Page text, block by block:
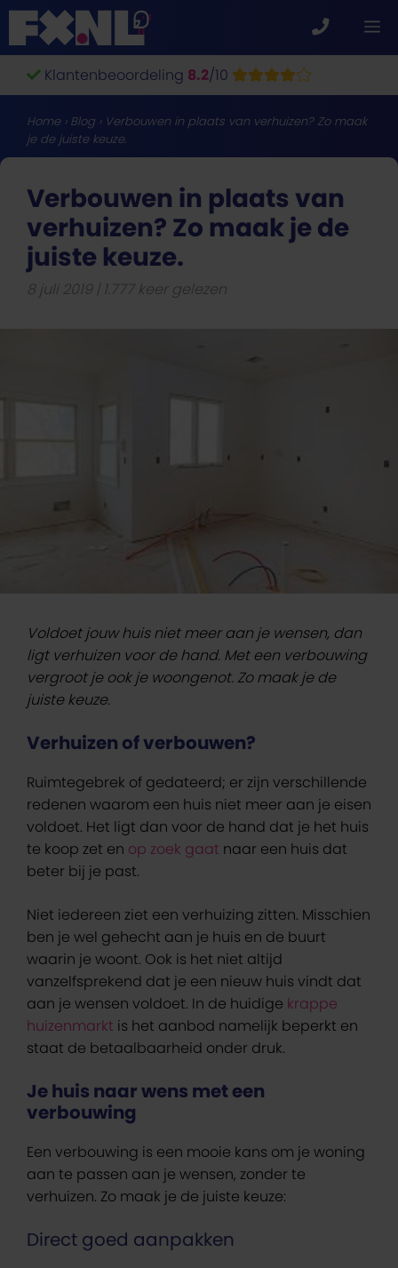
Ga
naar
de
inhoudKlantenbeoordeling 8.2/10
Home› Blog › Verbouwen in plaats van verhuizen? Zo maak
je de juiste keuze.
Verbouwen in plaats van
verhuizen? Zo maak je de
juiste keuze.
8 juli 2019 1.777 keer gelezen
Voldoet jouw huis niet meer aan je wensen, dan
ligt verhuizen voor de hand. Met een verbouwing
vergroot je ook je woongenot. Zo maak je de
juiste keuze.
Verhuizen of verbouwen?
Ruimtegebrek of gedateerd; er zijn verschillende
redenen waarom een huis niet meer aan je eisen
voldoet. Het ligt dan voor de hand dat je het huis
te koop zet en op zoek gaat naar een huis dat
beter bij je past.
Niet iedereen ziet een verhuizing zitten. Misschien
ben je wel gehecht aan je huis en de buurt
waarin je woont. Ook is het niet altijd
vanzelfsprekend dat je een nieuw huis vindt dat
aan je wensen voldoet. In de huidige krappe
huizenmarkt is het aanbod namelijk beperkt en
staat de betaalbaarheid onder druk.
Je huis naar wens met een
verbouwing
Een verbouwing is een mooie kans om je woning
aan te passen aan je wensen, zonder te
verhuizen. Zo maak je de juiste keuze:
Direct goed aanpakken